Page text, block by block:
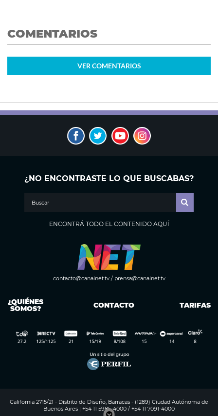
COMENTARIOS
VERCOMENTARIOS
¿NO ENCONTRASTE LO QUE BUSCABAS?
ENCONTRÁ TODO EL CONTENIDO AQUÍ
contacto@canalnet.tv/ prensa@canalnet.tv
¿QUIÉNES
SOMOS? CONTACTO TARIFAS
California 2715/21 - Distrito de Diseño, Barracas - (1289) Ciudad Autónoma de
Buenos Aires | +54 11 5985-4000 / +54 11 7091-4000